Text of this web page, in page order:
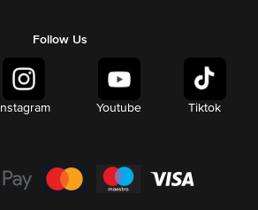
Follow Us
Instagram Youtube Tiktok